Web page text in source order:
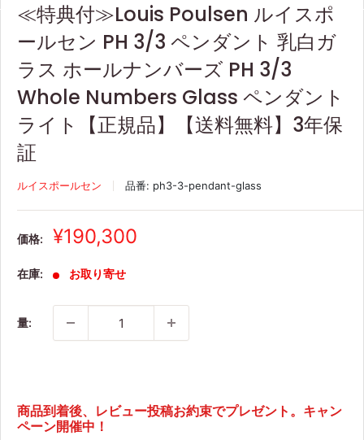
≪特典付≫Louis Poulsen ルイスポ
ールセン PH 3/3 ペンダント 乳白ガ
ラス ホールナンバーズ PH 3/3
Whole Numbers Glass ペンダント
ライト【正規品】【送料無料】3年保
証
ルイスポールセン 品番: ph3-3-pendant-glass
価格: ¥190,300
在庫: お取り寄せ
量:
商品到着後、レビュー投稿お約束でプレゼント。キャン
ペーン開催中！